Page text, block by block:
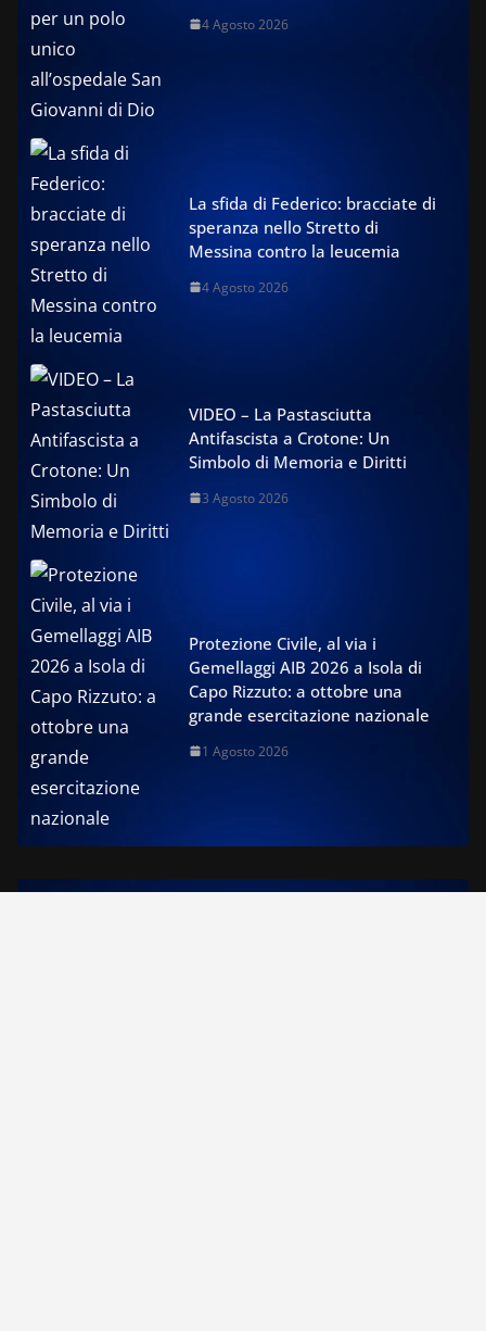
4 Agosto 2026
La sfida di Federico: bracciate di
speranza nello Stretto di
Messina contro la leucemia
4 Agosto 2026
VIDEO – La Pastasciutta
Antifascista a Crotone: Un
Simbolo di Memoria e Diritti
3 Agosto 2026
Protezione Civile, al via i
Gemellaggi AIB 2026 a Isola di
Capo Rizzuto: a ottobre una
grande esercitazione nazionale
1 Agosto 2026